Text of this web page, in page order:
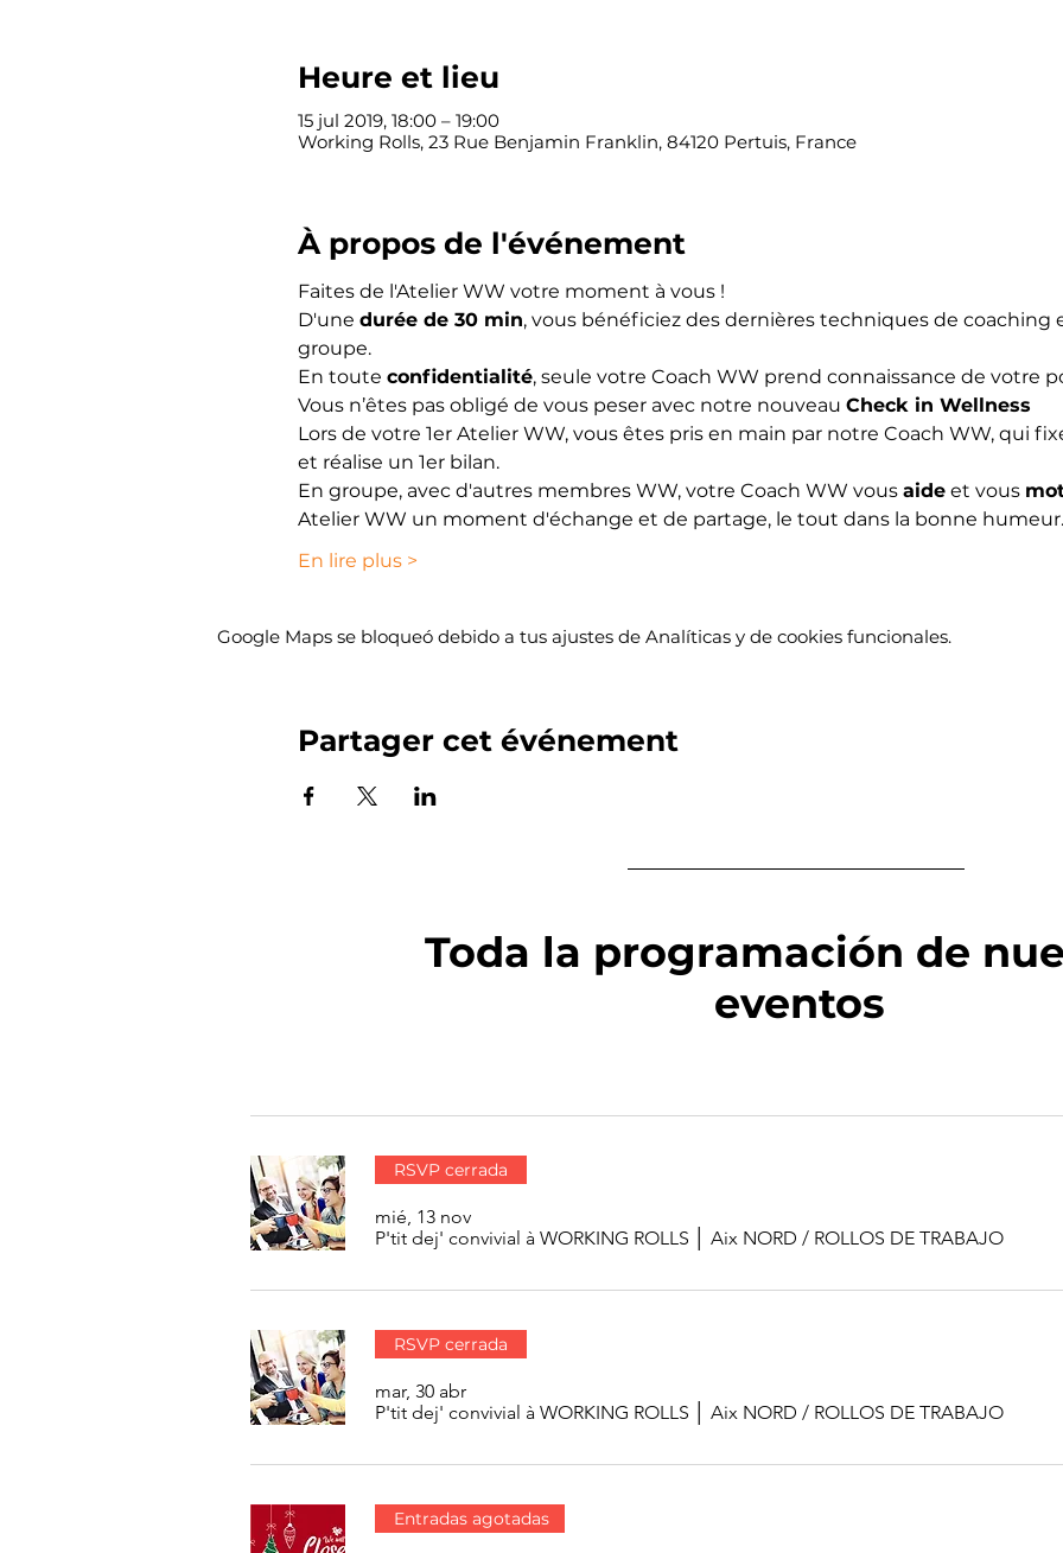
Heure et lieu
15 jul 2019, 18:00 – 19:00
Working Rolls, 23 Rue Benjamin Franklin, 84120 Pertuis, France
À propos de l'événement
Faites de l'Atelier WW votre moment à vous !
D'une durée de 30 min, vous bénéficiez des dernières techniques de coaching
groupe.
En toute confidentialité, seule votre Coach WW prend connaissance de votre
Vous n’êtes pas obligé de vous peser avec notre nouveau Check in Wellness
Lors de votre 1er Atelier WW, vous êtes pris en main par notre Coach WW, qui
et réalise un 1er bilan.
En groupe, avec d'autres membres WW, votre Coach WW vous aide et vous
Atelier WW un moment d'échange et de partage, le tout dans la bonne humeur.
En lire plus >
Google Maps se bloqueó debido a tus ajustes de Analíticas y de cookies funcionales.
Partager cet événement
Toda la programación de
eventos
RSVP cerrada
mié, 13 nov
P'tit dej' convivial à WORKING ROLLS │ Aix NORD / ROLLOS DE TRABAJO
RSVP cerrada
mar, 30 abr
P'tit dej' convivial à WORKING ROLLS │ Aix NORD / ROLLOS DE TRABAJO
Entradas agotadas